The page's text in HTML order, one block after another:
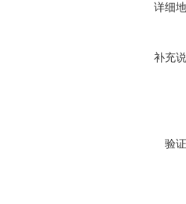
详细
补充
验